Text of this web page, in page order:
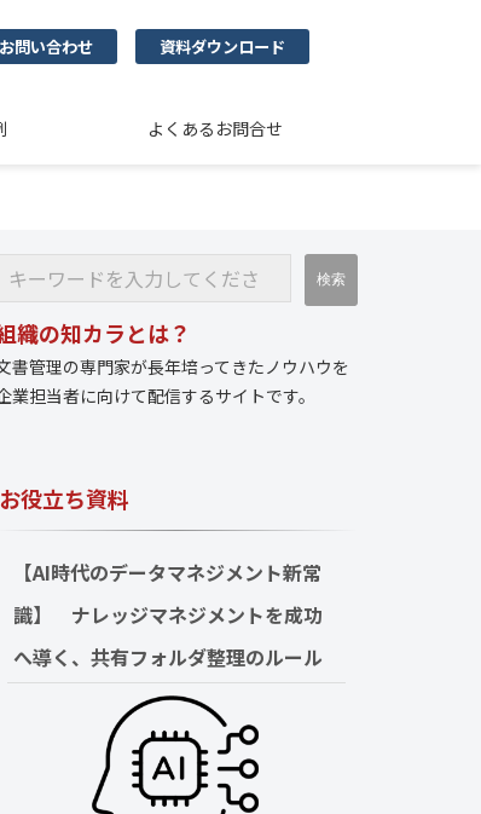
お問い合わせ 資料ダウンロード
よくあるお問合せ
織の知カラとは？
書管理の専門家が長年培ってきたノウハウを
業担当者に向けて配信するサイトです。
お役立ち資料
【AI時代のデータマネジメント新常
識】　ナレッジマネジメントを成功
へ導く、共有フォルダ整理のルール